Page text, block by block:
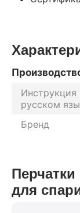
Инструкция
русском
Бренд
для